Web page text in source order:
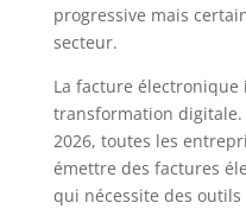
progressive mais
secteur.
La facture
transformation
2026, toutes les
émettre des factures
qui nécessite des